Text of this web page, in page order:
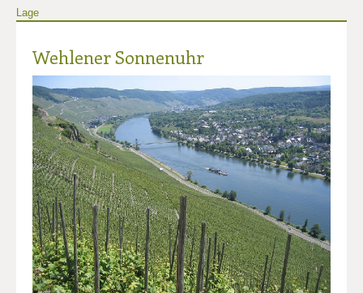
Lage
Wehlener Sonnenuhr